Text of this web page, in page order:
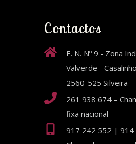
Contactos
E. N. Nº 9 - Zona
Valverde -
2560-525 Silveira
261 938 674 –
fixa nacional
917 242 552 | 914